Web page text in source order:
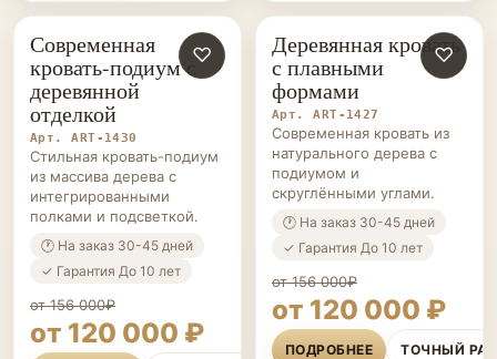
КРОВАТИ-
ПОДИУМЫ НА ЗАКАЗ
♡
Современная
кровать-подиум с
деревянной
отделкой
Арт. ART-1430
Стильная кровать-подиум
из массива дерева с
интегрированными
полками и подсветкой.
🕐 На заказ 30-45 дней
✓ Гарантия До 10 лет
от 156 000₽
от 120 000 ₽
КРОВАТИ-
ПОДИУМЫ НА ЗАКАЗ
♡
Деревянная кровать
с плавными
формами
Арт. ART-1427
Современная кровать из
натурального дерева с
подиумом и
скруглёнными углами.
🕐 На заказ 30-45 дней
✓ Гарантия До 10 лет
от 156 000₽
от 120 000 ₽
ПОДРОБНЕЕ ТОЧНЫЙ